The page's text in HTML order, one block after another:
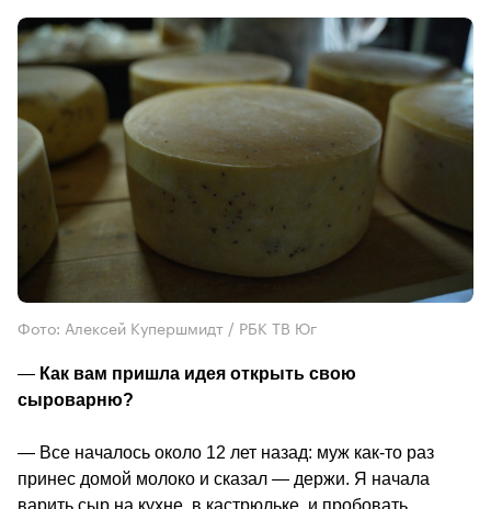
Фото: Алексей Купершмидт / РБК ТВ Юг
— Как вам пришла идея открыть свою
сыроварню?
— Все началось около 12 лет назад: муж как-то раз
принес домой молоко и сказал — держи. Я начала